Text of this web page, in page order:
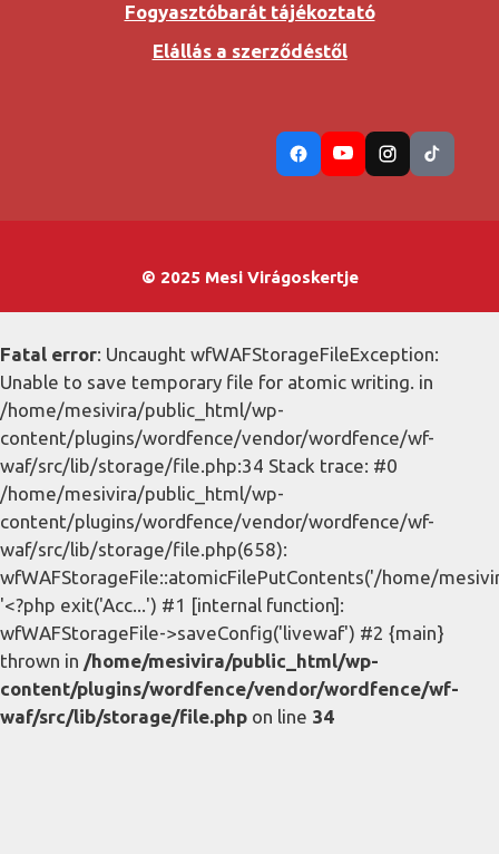
Fogyasztóbarát tájékoztató
Elállás a szerződéstől
© 2025 Mesi Virágoskertje
Fatal error: Uncaught wfWAFStorageFileException:
Unable to save temporary file for atomic writing. in
/home/mesivira/public_html/wp-
content/plugins/wordfence/vendor/wordfence/wf-
waf/src/lib/storage/file.php:34 Stack trace: #0
/home/mesivira/public_html/wp-
content/plugins/wordfence/vendor/wordfence/wf-
waf/src/lib/storage/file.php(658):
wfWAFStorageFile::atomicFilePutContents('/home/
'<?php exit('Acc...') #1 [internal function]:
wfWAFStorageFile->saveConfig('livewaf') #2 {main}
thrown in /home/mesivira/public_html/wp-
content/plugins/wordfence/vendor/wordfence/wf-
waf/src/lib/storage/file.php on line 34